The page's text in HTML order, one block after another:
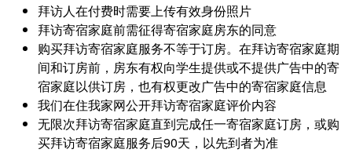
拜访人在付费时需要上传有效身份照片
拜访寄宿家庭前需征得寄宿家庭房东的同意
购买拜访寄宿家庭服务不等于订房。在拜访寄宿家庭期
间和订房前，房东有权向学生提供或不提供广告中的寄
宿家庭以供订房，也有权更改广告中的寄宿家庭信息
我们在住我家网公开拜访寄宿家庭评价内容
无限次拜访寄宿家庭直到完成任一寄宿家庭订房，或购
买拜访寄宿家庭服务后90天，以先到者为准